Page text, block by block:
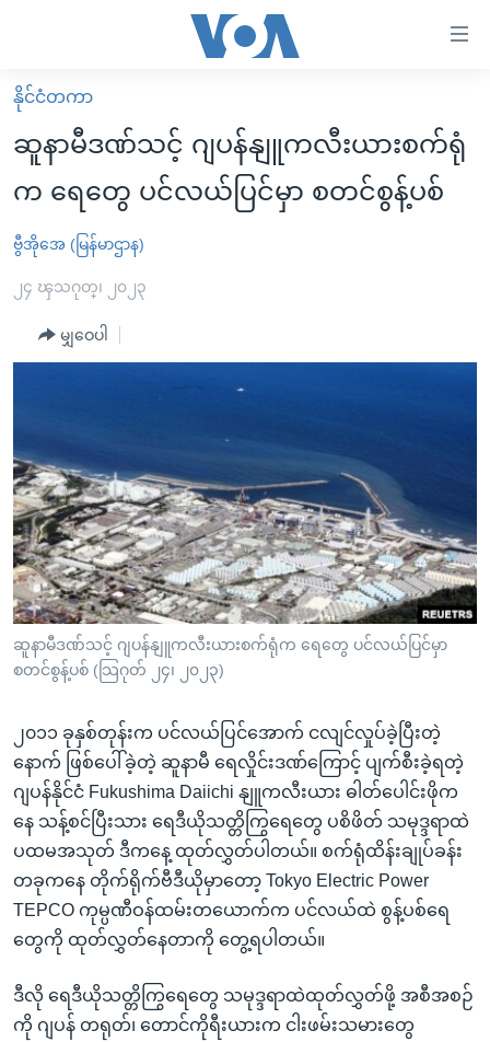
လွယ်ကူ
စေ
များ
ပင်မ
ပင်မ
အ
ညွန်း
စာမျက်နှာ
သို့
ကျော်
ကြည့်
ရန်
နေရာ
သို့
ကျော်
ရန်
မူလစာမျက်နှာ
မြန်မာ
ကမ္ဘာ့သတင်းများ
နိုင်ငံတကာ
အစ္စရေး-ပါလက်စတိုင်း
ဗွီဒီယို
အင်္ဂလိပ်စာလေ့လာမယ်
ရုပ်ရှင်ထဲက အင်္ဂလိပ်စာ
သုတပဒေသာ အင်္ဂလိပ်စာ
တီဗွီ
ရေဒီယို/တီဗွီအစီအစဉ်
Learning English
ဗွီအိုအေ လူမှုကွန်ယက်များ
နိုင်ငံတကာ
ဆူနာမီဒဏ်သင့် ဂျပန်နျူကလီးယားစက်ရုံ
က ရေတွေ ပင်လယ်ပြင်မှာ စတင်စွန့်ပစ်
ဗွီအိုအေ (မြန်မာဌာန)
၂၄ ၾသဂုတ္၊ ၂၀၂၃
မျှဝေပါ
ဆူနာမီဒဏ်သင့် ဂျပန်နျူကလီးယားစက်ရုံက ရေတွေ ပင်လယ်ပြင်မှာ
စတင်စွန့်ပစ် (သြဂုတ် ၂၄၊ ၂၀၂၃)
၂၀၁၁ ခုနှစ်တုန်းက ပင်လယ်ပြင်အောက် ငလျင်လှုပ်ခဲ့ပြီးတဲ့
နောက် ဖြစ်ပေါ်ခဲ့တဲ့ ဆူနာမီ ရေလှိုင်းဒဏ်ကြောင့် ပျက်စီးခဲ့ရတဲ့
ဂျပန်နိုင်ငံ Fukushima Daiichi နျူကလီးယား ဓါတ်ပေါင်းဖိုက
နေ သန့်စင်ပြီးသား ရေဒီယိုသတ္တိကြွရေတွေ ပစိဖိတ် သမုဒ္ဒရာထဲ
ပထမအသုတ် ဒီကနေ့ ထုတ်လွှတ်ပါတယ်။ စက်ရုံထိန်းချုပ်ခန်း
တခုကနေ တိုက်ရိုက်ဗီဒီယိုမှာတော့ Tokyo Electric Power
TEPCO ကုမ္ပဏီဝန်ထမ်းတယောက်က ပင်လယ်ထဲ စွန့်ပစ်ရေ
တွေကို ထုတ်လွှတ်နေတာကို တွေ့ရပါတယ်။
ဒီလို ရေဒီယိုသတ္တိကြွရေတွေ သမုဒ္ဒရာထဲထုတ်လွှတ်ဖို့ အစီအစဉ်
ကို ဂျပန် တရုတ်၊ တောင်ကိုရီးယားက ငါးဖမ်းသမားတွေ